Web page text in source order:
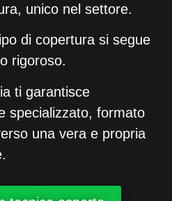
unico nel settore.
di copertura si segue
rigoroso.
ti garantisce
specializzato, formato
una vera e propria